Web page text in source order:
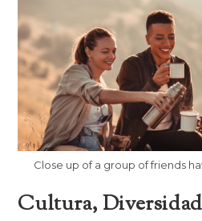
Close up of a group of friends
Cultura,